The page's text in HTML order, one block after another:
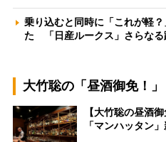
乗り込むと同時に「これが軽
た 「日産ルークス」さらな
大竹聡の「昼酒御免！」
【大竹聡の昼酒
「マンハッタン